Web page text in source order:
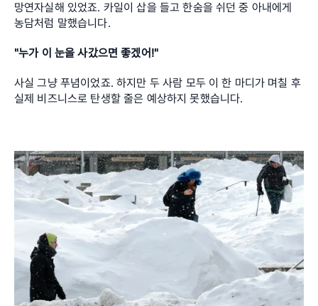
망연자실해 있었죠. 카일이 삽을 들고 한숨을 쉬던 중 아내에게
농담처럼 말했습니다.
"누가 이 눈을 사갔으면 좋겠어!"
사실 그냥 푸념이었죠. 하지만 두 사람 모두 이 한 마디가 며칠 후
실제 비즈니스로 탄생할 줄은 예상하지 못했습니다.